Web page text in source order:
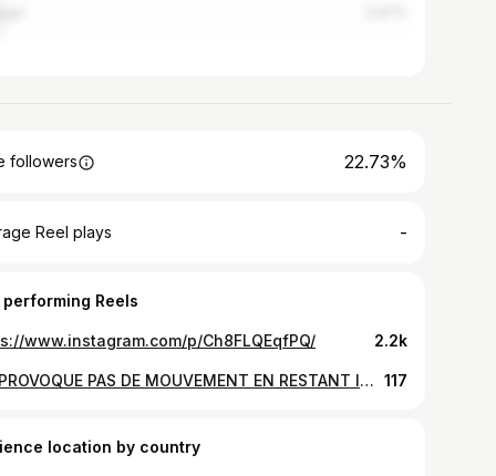
followers 22.73%
Reel plays -
performing Reels
www.instagram.com/p/Ch8FLQEqfPQ/ 2.2k
ON PROVOQUE PAS DE MOUVEMENT EN RESTANT IMMOBILE.... PLUS DURE EST L'ENTRAÎNEMENT PLUS FACILE SERA LE MATCH... BON COURAGE À TOUS LES FITNESSLOVERS @i_b_crew @ibc_women @228fitnesslovers #amazing #followme #all_shots #textgram #family #instago #igaddict #awesome #girls #instagood #my #bored #baby #music #red #green #water #harrystyles #bestoftheday #black #party #white #yum #flower #2012 #night #instalove #niallhoran #jj_forum 117
location by country